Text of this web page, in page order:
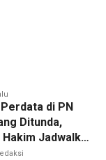
di PN
Ditunda,
Jadwalkan
Ulang BPR